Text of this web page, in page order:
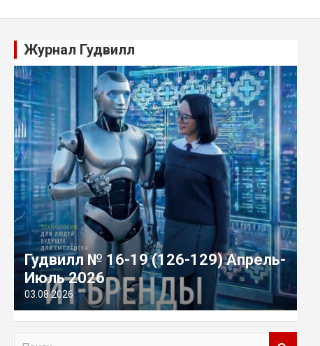
Журнал Гудвилл
Гудвилл № 16-19 (126-129) Апрель-
Июль 2026
03.08.2026